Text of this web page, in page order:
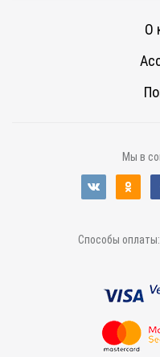
О
Мы в
Способы